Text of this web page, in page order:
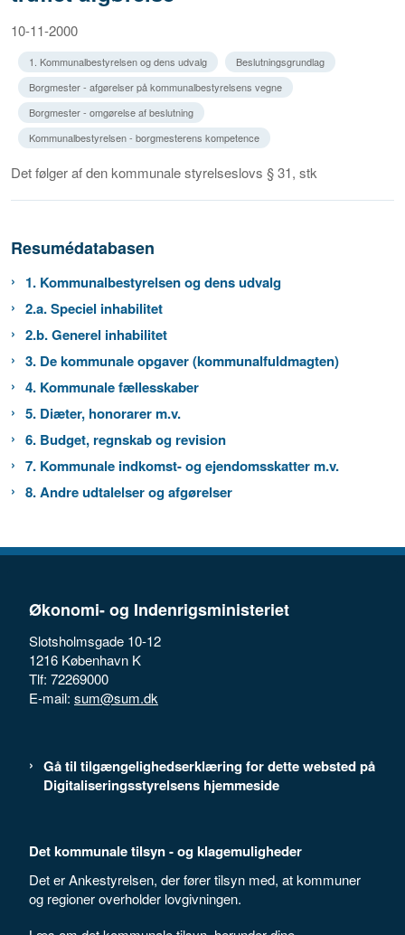
10-11-2000
1. Kommunalbestyrelsen og dens udvalg
Beslutningsgrundlag
Borgmester - afgørelser på kommunalbestyrelsens vegne
Borgmester - omgørelse af beslutning
Kommunalbestyrelsen - borgmesterens kompetence
Det følger af den kommunale styrelseslovs § 31, stk
Resumédatabasen
1. Kommunalbestyrelsen og dens udvalg
2.a. Speciel inhabilitet
2.b. Generel inhabilitet
3. De kommunale opgaver (kommunalfuldmagten)
4. Kommunale fællesskaber
5. Diæter, honorarer m.v.
6. Budget, regnskab og revision
7. Kommunale indkomst- og ejendomsskatter m.v.
8. Andre udtalelser og afgørelser
Økonomi- og Indenrigsministeriet
Slotsholmsgade 10-12
1216 København K
Tlf: 72269000
E-mail: sum@sum.dk
Gå til tilgængelighedserklæring for dette websted på
Digitaliseringsstyrelsens hjemmeside
Det kommunale tilsyn - og klagemuligheder
Det er Ankestyrelsen, der fører tilsyn med, at kommuner
og regioner overholder lovgivningen.